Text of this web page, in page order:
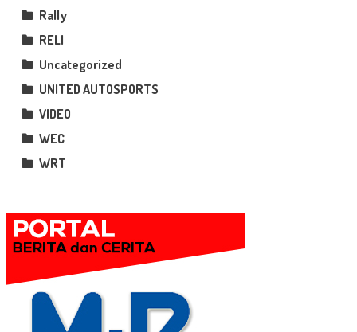
Rally
RELI
Uncategorized
UNITED AUTOSPORTS
VIDEO
WEC
WRT